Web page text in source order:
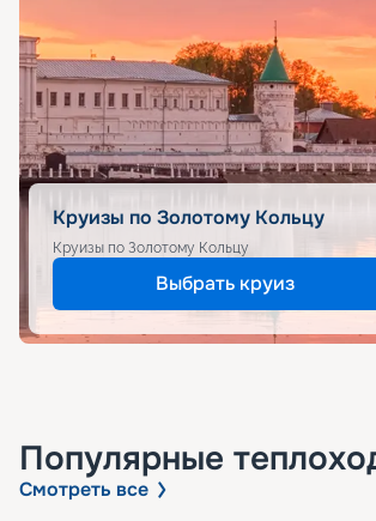
Круизы по Золотому Кольцу
Круизы по Золотому Кольцу
Выбрать круиз
Популярные
Смотреть все